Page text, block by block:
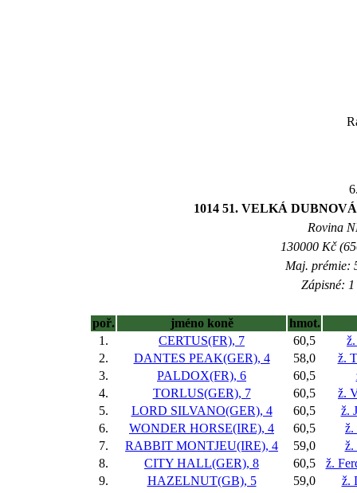
1014 51. VELKÁ
Rovina
130000 Kč
Maj. prémie:
Zápisné:
poř. jméno koně
hmot.
1.
CERTUS(FR), 7 60,5
2.
DANTES PEAK(GER), 4 58,0
ž.
3.
PALDOX(FR), 6 60,5
4.
TORLUS(GER), 7 60,5
ž.
5.
LORD SILVANO(GER), 4 60,5
ž.
6.
WONDER HORSE(IRE), 4 60,5
ž.
7.
RABBIT MONTJEU(IRE), 4 59,0
ž.
8.
CITY HALL(GER), 8 60,5
ž.
9.
HAZELNUT(GB), 5 59,0
ž.